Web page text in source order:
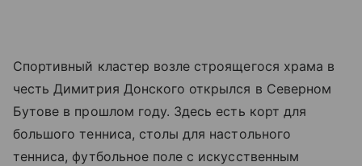
Спортивный кластер возле строящегося храма в
честь Димитрия Донского открылся в Северном
Бутове в прошлом году. Здесь есть корт для
большого тенниса, столы для настольного
тенниса, футбольное поле с искусственным